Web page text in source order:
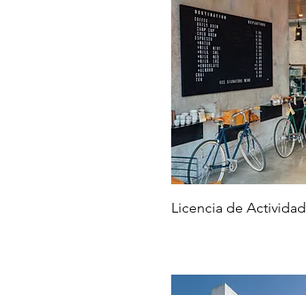
Vista rápida
Licencia de Actividad